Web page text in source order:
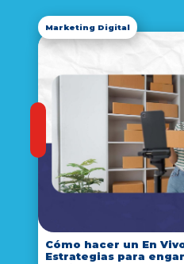
Cómo hacer un En
Estrategias para
Marketing Digital